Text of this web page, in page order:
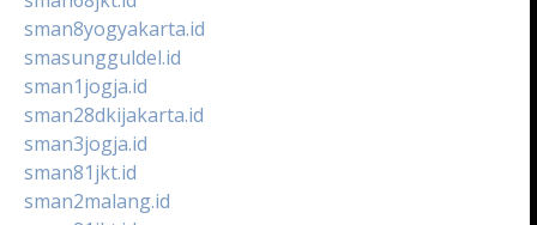
sman8yogyakarta.id
smasungguldel.id
sman1jogja.id
sman28dkijakarta.id
sman3jogja.id
sman81jkt.id
sman2malang.id